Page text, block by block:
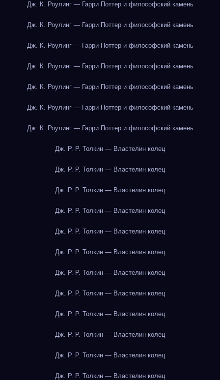
Дж. К. Роулинг — Гарри Поттер и философский камень
Дж. К. Роулинг — Гарри Поттер и философский камень
Дж. К. Роулинг — Гарри Поттер и философский камень
Дж. К. Роулинг — Гарри Поттер и философский камень
Дж. К. Роулинг — Гарри Поттер и философский камень
Дж. К. Роулинг — Гарри Поттер и философский камень
Дж. К. Роулинг — Гарри Поттер и философский камень
Дж. Р. Р. Толкин — Властелин колец
Дж. Р. Р. Толкин — Властелин колец
Дж. Р. Р. Толкин — Властелин колец
Дж. Р. Р. Толкин — Властелин колец
Дж. Р. Р. Толкин — Властелин колец
Дж. Р. Р. Толкин — Властелин колец
Дж. Р. Р. Толкин — Властелин колец
Дж. Р. Р. Толкин — Властелин колец
Дж. Р. Р. Толкин — Властелин колец
Дж. Р. Р. Толкин — Властелин колец
Дж. Р. Р. Толкин — Властелин колец
Дж. Р. Р. Толкин — Властелин колец